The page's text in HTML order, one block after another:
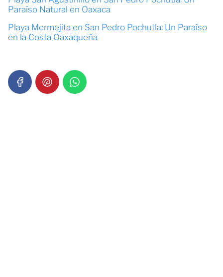
Paraíso Natural en Oaxaca
Playa Mermejita en San Pedro Pochutla: Un Paraíso
en la Costa Oaxaqueña